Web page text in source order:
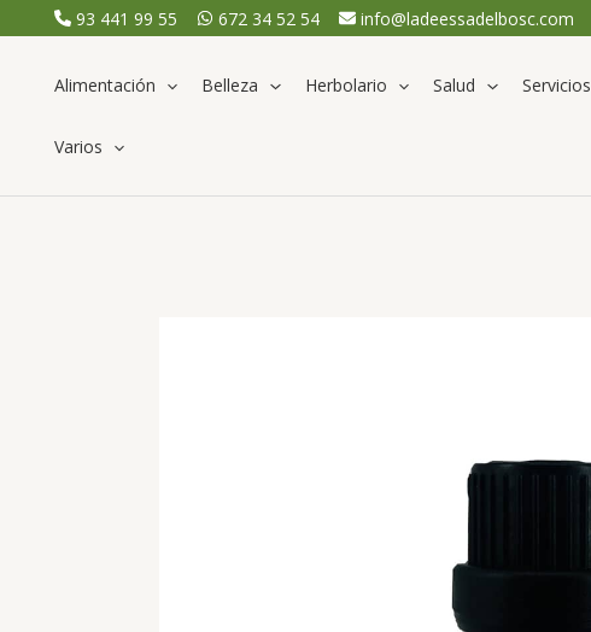
al
contenido
93 441 99 55 672 34 52 54 info@ladeessadelbosc.com
Alimentación Belleza Herbolario Salud Servicios
Varios